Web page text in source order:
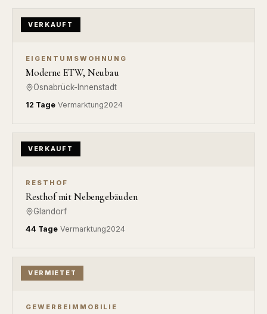
VERKAUFT
EIGENTUMSWOHNUNG
Moderne ETW, Neubau
Osnabrück-Innenstadt
12 Tage Vermarktung2024
VERKAUFT
RESTHOF
Resthof mit Nebengebäuden
Glandorf
44 Tage Vermarktung2024
VERMIETET
GEWERBEIMMOBILIE